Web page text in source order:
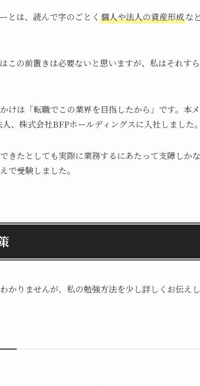
とは、読んで字のごとく 個人や法人の資産形成な
この前置きは必要ないと思いますが、私はそれす
けは「転職でこの業界を目指したから」です。本メ
、株式会社BFPホールディングスに入社しました。
きたとしても実際に業務するにあたって支障しか
で受験しました。
かりませんが、私の勉強方法を少し詳しくお伝えし